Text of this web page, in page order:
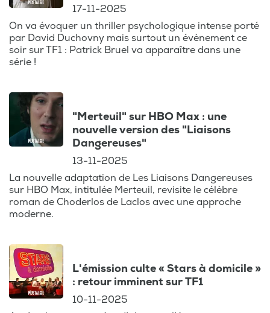
Stephanie du Bois décortique pour vous
les meilleures séries, les émissions
incontournables et les jeux télé qui ont su
captiver des millions de téléspectateurs.
Chaque programme télé est passé au
complète et décontractée.
Que vous aimiez suivre le journal télévision
ou que vous soyez à l’affût des nouvelles
séries à découvrir, ce podcast est votre
guide dans l’univers toujours en
effervescence de la télévision. Installez-
vous confortablement, et laissez-nous
vous guider à travers les moments forts et
17-11-2025
On va évoquer un thriller psychologique intense porté
par David Duchovny mais surtout un évènement ce
soir sur TF1 : Patrick Bruel va apparaître dans une
série !
"Merteuil" sur HBO Max : une
nouvelle version des "Liaisons
Dangereuses"
13-11-2025
La nouvelle adaptation de Les Liaisons Dangereuses
sur HBO Max, intitulée Merteuil, revisite le célèbre
roman de Choderlos de Laclos avec une approche
moderne.
L'émission culte « Stars à domicile »
: retour imminent sur TF1
10-11-2025